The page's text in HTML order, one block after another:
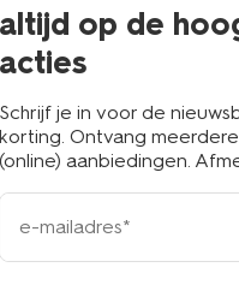
altijd op de
acties
Schrijf je in voor de
korting. Ontvang
(online) aanbiedingen.
e-
mailadres